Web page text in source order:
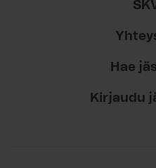
Hae
Kirjaudu